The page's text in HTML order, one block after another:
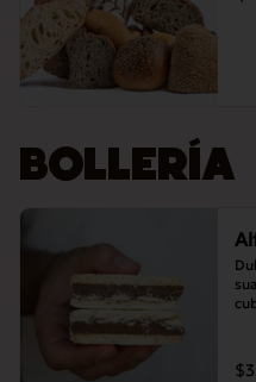
BOLLERÍA